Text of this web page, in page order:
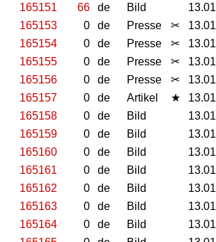
165151
66 de Bild
165153
0 de Presse ✂
165154
0 de Presse ✂
165155
0 de Presse ✂
165156
0 de Presse ✂
165157
0 de Artikel ★
165158
0 de Bild
165159
0 de Bild
165160
0 de Bild
165161
0 de Bild
165162
0 de Bild
165163
0 de Bild
165164
0 de Bild